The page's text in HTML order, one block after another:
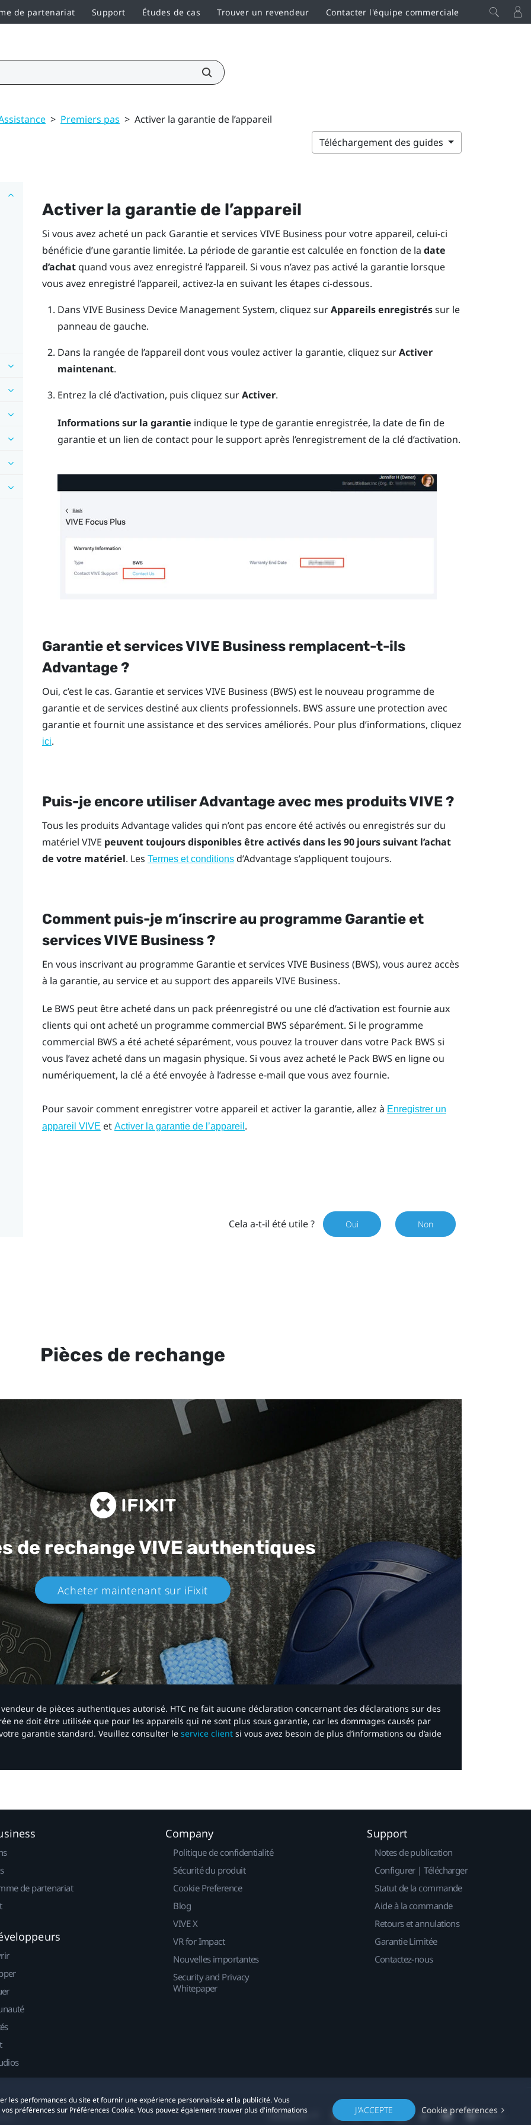
de partenariat Support Études de cas Trouver un revendeur Contacter l'équipe commerciale
> Premiers pas > Activer la garantie de l’appareil
Téléchargement des guides
Activer la garantie de l’appareil
Si vous avez acheté un pack Garantie et services VIVE Business pour votre appareil, celui-ci
bénéficie d’une garantie limitée. La période de garantie est calculée en fonction de la date
d’achatquand vous avez enregistré l’appareil. Si vous n’avez pas activé la garantie lorsque
vous avez enregistré l’appareil, activez-la en suivant les étapes ci-dessous.
Dans VIVE Business Device Management System, cliquez surAppareils enregistréssur le
panneau de gauche.
Dans la rangée de l’appareil dont vous voulez activer la garantie, cliquez surActiver
maintenant.
Entrez la clé d’activation, puis cliquez surActiver.
Informations sur la garantie indique le type de garantie enregistrée, la date de fin de
garantie et un lien de contact pour le support après l’enregistrement de la clé d’activation.
Garantie et services VIVE Businessremplacent-t-ils
Advantage ?
Oui, c’est le cas. Garantie et services VIVE Business (BWS) est le nouveau programme de
garantie et de services destiné aux clients professionnels. BWS assure une protection avec
garantie et fournit une assistance et des services améliorés. Pour plus d’informations, cliquez
ici.
Puis-je encore utiliser Advantage avec mes produits VIVE ?
Tous les produits Advantage valides qui n’ont pas encore été activés ou enregistrés sur du
matériel VIVE peuvent toujours disponibles être activés dans les 90 jours suivant l’achat
de votre matériel. Les Termes et conditionsd’Advantage s’appliquent toujours.
Comment puis-je m’inscrire au programme Garantie et
services VIVE Business?
En vous inscrivant au programme Garantie et services VIVE Business (BWS), vous aurez accès
à la garantie, au service et au support des appareils VIVE Business.
Le BWS peut être acheté dans un pack préenregistré ou une clé d’activation est fournie aux
clients qui ont acheté un programme commercial BWS séparément. Si le programme
commercial BWS a été acheté séparément, vous pouvez la trouver dans votre Pack BWS si
vous l’avez acheté dans un magasin physique. Si vous avez acheté le Pack BWS en ligne ou
numériquement, la clé a été envoyée à l’adresse e-mail que vous avez fournie.
Pour savoir comment enregistrer votre appareil et activer la garantie, allez à Enregistrer un
appareil VIVE et Activer la garantie de l’appareil .
Cela a-t-il été utile ? Oui Non
Pièces de rechange
de rechangeVIVE authentiques​
Acheter maintenant sur iFixit​
de pièces authentiques autorisé. HTC ne fait aucune déclaration concernant des déclarations sur des
ne doit être utilisée que pour les appareils qui ne sont plus sous garantie, car les dommages causés par
garantie standard. Veuillez consulter le service client si vous avez besoin de plus d’informations ou d’aide
les performances du site et fournir une expérience personnalisée et la publicité. Vous
préférences sur Préférences Cookie. Vous pouvez également trouver plus d'informations
J'ACCEPTE Cookie preferences
de partenariat
Company
Politique de confidentialité
Sécurité du produit
Cookie Preference
Blog
VIVE X
VR for Impact
Nouvelles importantes
Security and Privacy
Whitepaper
Support
Notes de publication
Configurer | Télécharger
Statut de la commande
Aide à la commande
Retours et annulations
Garantie Limitée
Contactez-nous
Localisation